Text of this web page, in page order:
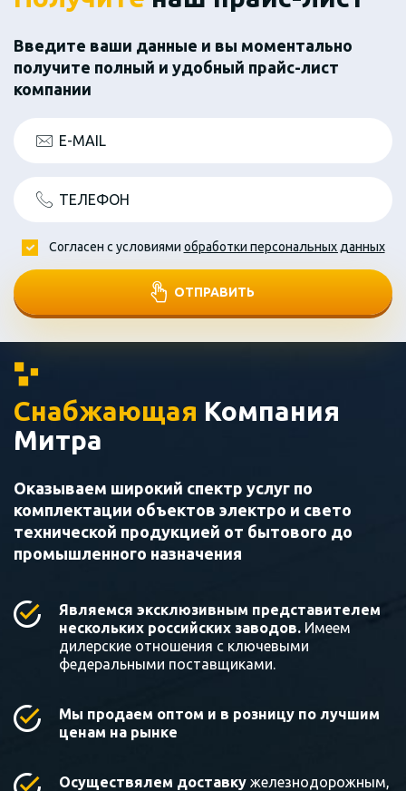
Введите ваши данные и вы моментально
получите полный и удобный прайс-лист
компании
E-MAIL
ТЕЛЕФОН
ОТПРАВИТЬ
Согласен с условиями обработки персональных данных
Снабжающая Компания
Митра
Оказываем широкий спектр услуг по
комплектации объектов электро и свето
технической продукцией от бытового до
промышленного назначения
Являемся эксклюзивным представителем
нескольких российских заводов. Имеем
дилерские отношения с ключевыми
федеральными поставщиками.
Мы продаем оптом и в розницу по лучшим
ценам на рынке
Осуществялем доставку железнодорожным,